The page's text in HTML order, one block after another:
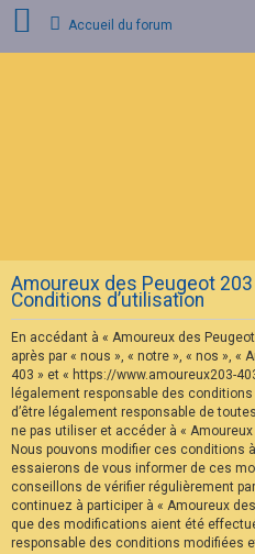
I
n
s
c
r
i
p
t
o
n
F
A
Q
Accueil du forum
Amoureux des Peugeot
Conditions d’utilisation
En accédant à « Amoureux des
après par « nous », « notre », « nos », «
403 » et « https://www.amoureux203-
légalement responsable des
d’être légalement responsable de
ne pas utiliser et accéder à «
Nous pouvons modifier ces conditions
essaierons de vous informer de ces
conseillons de vérifier régulièrement
continuez à participer à « Amoureux
que des modifications aient été
responsable des conditions modifiées